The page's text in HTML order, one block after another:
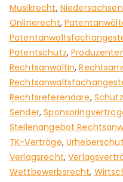
Musikrecht, Niedersachsen
Onlinerecht,
Patentschutz,
Rechtsanwältin,
Rechtsreferendare,
Sender,
Stellenangebot
TK-Verträge,
Verlagsrecht,
Wettbewerbsrecht,